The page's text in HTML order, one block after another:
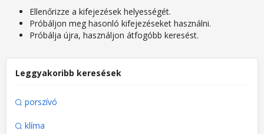
Ellenőrizze a kifejezések helyességét.
Próbáljon meg hasonló kifejezéseket használni.
Próbálja újra, használjon átfogóbb keresést.
Leggyakoribb keresések
porszívó
klíma